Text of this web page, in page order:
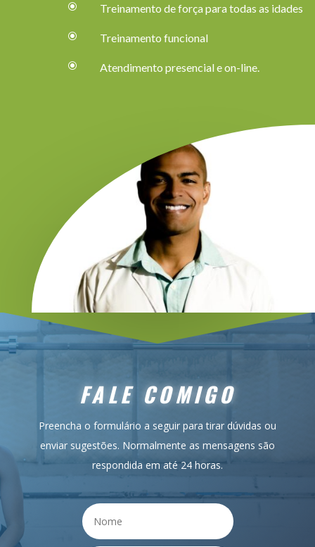
\ Treinamento de força para todas as idades
\ Treinamento funcional
\ Atendimento presencial e on-line.
FALE COMIGO
Preencha o formulário a seguir para tirar dúvidas ou
enviar sugestões. Normalmente as mensagens são
respondida em até 24 horas.